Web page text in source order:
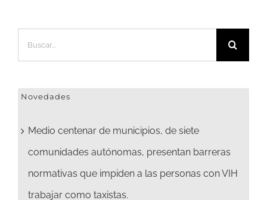
Novedades
Medio centenar de municipios, de siete
comunidades autónomas, presentan barreras
normativas que impiden a las personas con VIH
trabajar como taxistas.